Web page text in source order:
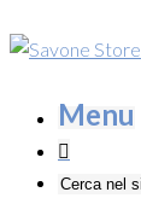
Menu